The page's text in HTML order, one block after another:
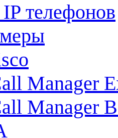
телефонов
Manager
Manager